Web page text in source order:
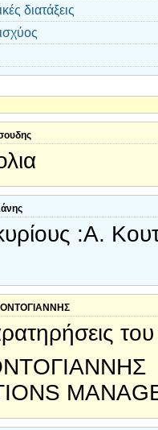
διατάξεις
:Α.